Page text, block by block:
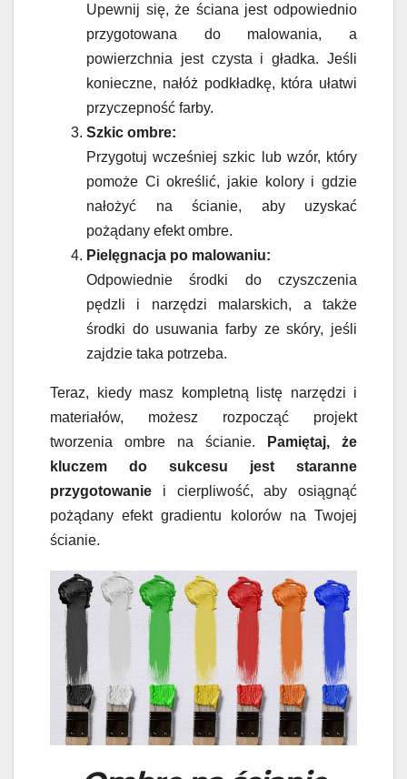
Upewnij się, że ściana jest odpowiednio
przygotowana do malowania, a
powierzchnia jest czysta i gładka. Jeśli
konieczne, nałóż podkładkę, która ułatwi
przyczepność farby.
Szkic ombre:
Przygotuj wcześniej szkic lub wzór, który
pomoże Ci określić, jakie kolory i gdzie
nałożyć na ścianie, aby uzyskać
pożądany efekt ombre.
Pielęgnacja po malowaniu:
Odpowiednie środki do czyszczenia
pędzli i narzędzi malarskich, a także
środki do usuwania farby ze skóry, jeśli
zajdzie taka potrzeba.
Teraz, kiedy masz kompletną listę narzędzi i
materiałów, możesz rozpocząć projekt
tworzenia ombre na ścianie.
Pamiętaj, że
kluczem do sukcesu jest staranne
przygotowanie i cierpliwość, aby osiągnąć
pożądany efekt gradientu kolorów na Twojej
ścianie.